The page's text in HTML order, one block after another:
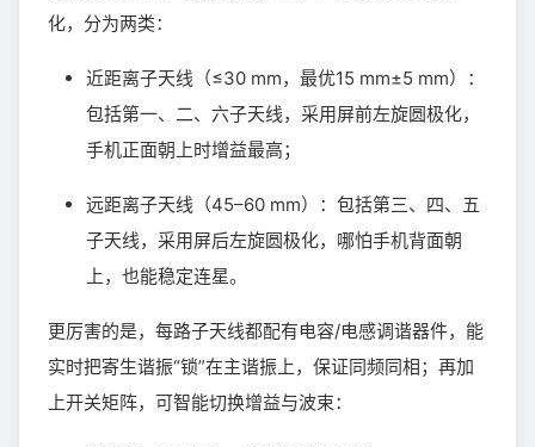
化，分为两类：
近距离子天线（≤30 mm，最优15 mm±5 mm）：
包括第一、二、六子天线，采用屏前左旋圆极化，
手机正面朝上时增益最高；
远距离子天线（45–60 mm）：包括第三、四、五
子天线，采用屏后左旋圆极化，哪怕手机背面朝
上，也能稳定连星。
更厉害的是，每路子天线都配有电容/电感调谐器件，能
实时把寄生谐振“锁”在主谐振上，保证同频同相；再加
上开关矩阵，可智能切换增益与波束：